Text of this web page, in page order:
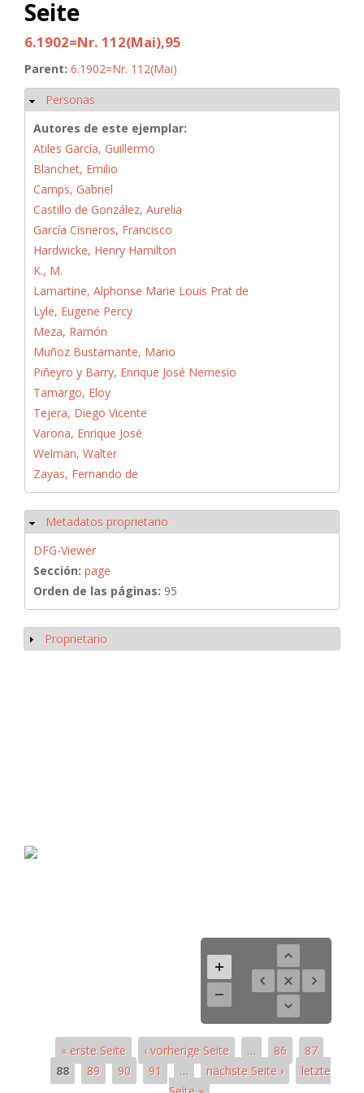
Seite
6.1902=Nr. 112(Mai),95
Parent: 6.1902=Nr. 112(Mai)
Ocultar
Personas
Autores de este ejemplar:
Atiles García, Guillermo
Blanchet, Emilio
Camps, Gabriel
Castillo de González, Aurelia
García Cisneros, Francisco
Hardwicke, Henry Hamilton
K., M.
Lamartine, Alphonse Marie Louis Prat de
Lyle, Eugene Percy
Meza, Ramón
Muñoz Bustamante, Mario
Piñeyro y Barry, Enrique José Nemesio
Tamargo, Eloy
Tejera, Diego Vicente
Varona, Enrique José
Welman, Walter
Zayas, Fernando de
Ocultar
Metadatos proprietario
DFG-Viewer
Sección: page
Orden de las páginas: 95
Mostrar
Proprietario
« erste Seite ‹ vorherige Seite … 86
87
88
89 90 91 … nächste Seite ›
letzte